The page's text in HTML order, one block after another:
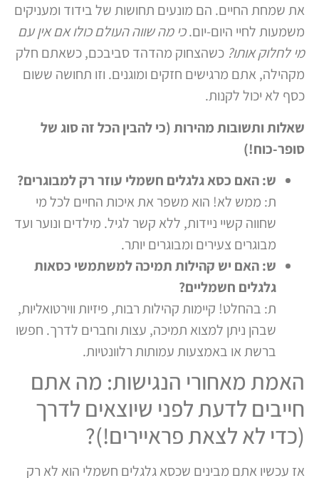
את שמחת החיים. הם מונעים תחושות של בידוד ומעניקים
משמעות לחיי היום-יום.כי מה שווה העולם כולו אם אין עם
מי לחלוק אותו?כשהצחוק מהדהד סביבכם, כשאתם חלק
מקהילה, אתם מרגישים חזקים ומוגנים. וזו תחושה ששום
כסף לא יכול לקנות.
שאלות ותשובות מהירות (כי להבין הכל זה סוג של
סופר-כוח!)
ש: האם כסא גלגלים חשמלי עוזר רק למבוגרים?
ת: ממש לא! הוא משפר את איכות החיים לכל מי
שחווה קשיי ניידות, ללא קשר לגיל. מילדים ונוער ועד
מבוגרים צעירים ומבוגרים יותר.
ש: האם יש קהילות תמיכה למשתמשי כסאות
גלגלים חשמליים?
ת: בהחלט! קיימות קהילות רבות, פיזיות ווירטואליות,
שבהן ניתן למצוא תמיכה, עצות וחברים לדרך. חפשו
ברשת או באמצעות עמותות רלוונטיות.
האמת מאחורי הנגישות: מה אתם
חייבים לדעת לפני שיוצאים לדרך
(כדי לא לצאת פראיירים!)?
אז עכשיו אתם מבינים שכסא גלגלים חשמלי הוא לא רק